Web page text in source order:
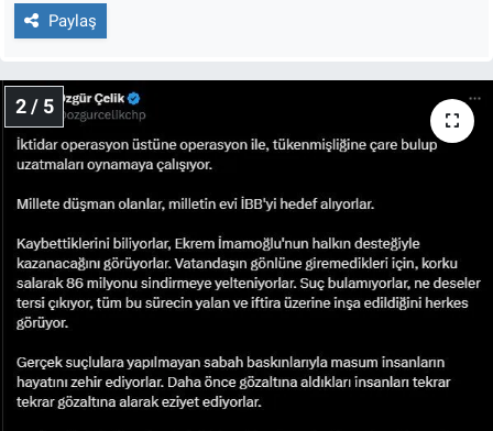
Paylaş
2 / 5 Spor
Teknoloji
Türkiye'nin Geleceği
Türkiye'nin Gündemi
Yerel Gündem
Yerel Yaşam